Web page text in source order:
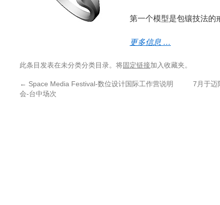
第一个模型是包镶技法的
更多信息 …
此条目发表在未分类分类目录。将固定链接加入收藏夹。
← Space Media Festival-数位设计国际工作营说明
会-台中场次
7月于迈